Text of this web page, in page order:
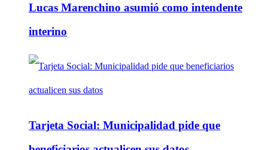
Lucas Marenchino asumió como intendente
interino
Tarjeta Social: Municipalidad pide que